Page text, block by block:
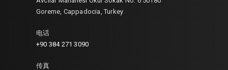
Goreme, Cappadocia, Turkey
电话
+90 384 271 3090
传真